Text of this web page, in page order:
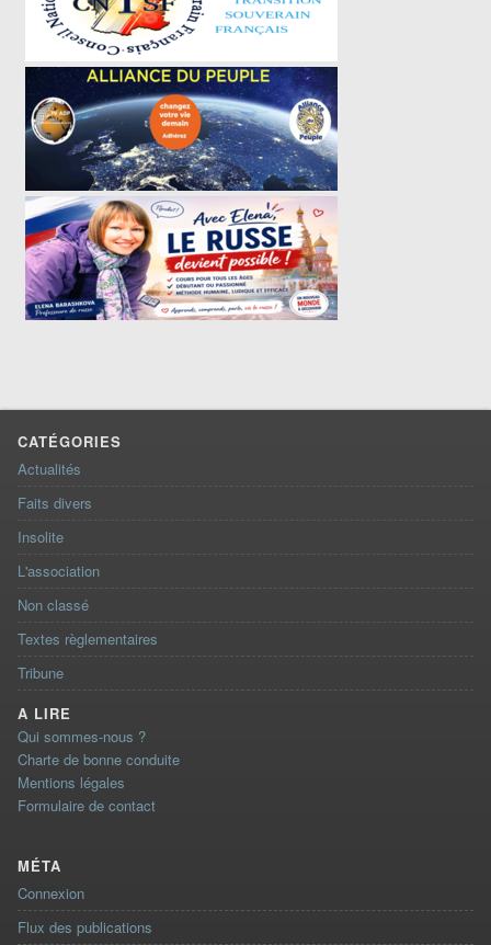
CATÉGORIES
Actualités
Faits divers
Insolite
L'association
Non classé
Textes règlementaires
Tribune
A LIRE
Qui sommes-nous ?
Charte de bonne conduite
Mentions légales
Formulaire de contact
MÉTA
Connexion
Flux des publications